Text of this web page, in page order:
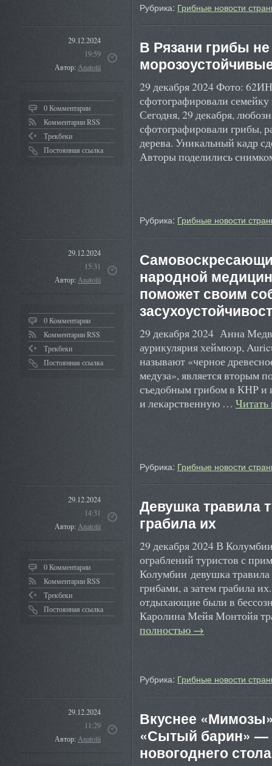
Рубрика: Грибные новости
29.12.2024
19:59
Автор:Anatolii
0 Комментарии
Комментарии RSS
Трекбеки
Постоянная ссылка
В Рязани грибы
29 декабря 2024 Фото:
сфотографировали
Сегодня, 29 декабря,
сфотографировали грибы,
дерева. Уникальный кадр
Авторы поделились
Рубрика: Грибные новости
29.12.2024
15:31
Автор:Anatolii
0 Комментарии
Комментарии RSS
Трекбеки
Постоянная ссылка
народной
поможет своим
29 декабря 2024 Анна
аурикулярия хеймюэр,
называют «черное
медуза», является вторым
съедобным грибом в КНР и
и лекарственную …
Рубрика: Грибные новости
29.12.2024
14:31
Автор:Anatolii
0 Комментарии
Комментарии RSS
Трекбеки
Постоянная ссылка
Девушка травила
грабила их
29 декабря 2024 В
ограблений туристов с
Колумбии девушка
грибами, а затем грабила
отдыхающие были в
Каролина Мейя Монтойя
полностью →
Рубрика: Грибные новости
29.12.2024
11:29
Автор:Anatolii
Вкуснее
«Сытый барин» —
новогоднего стола